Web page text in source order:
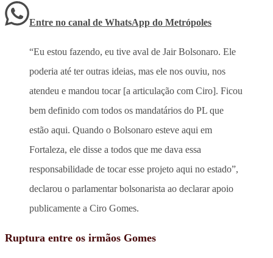
Entre no canal de WhatsApp do Metrópoles
“Eu estou fazendo, eu tive aval de Jair Bolsonaro. Ele
poderia até ter outras ideias, mas ele nos ouviu, nos
atendeu e mandou tocar [a articulação com Ciro]. Ficou
bem definido com todos os mandatários do PL que
estão aqui. Quando o Bolsonaro esteve aqui em
Fortaleza, ele disse a todos que me dava essa
responsabilidade de tocar esse projeto aqui no estado”,
declarou o parlamentar bolsonarista ao declarar apoio
publicamente a Ciro Gomes.
Ruptura entre os irmãos Gomes